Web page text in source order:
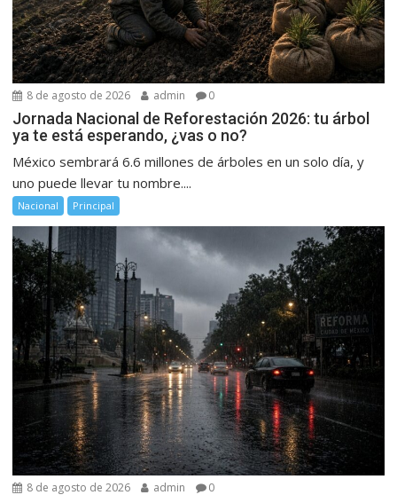
8 de agosto de 2026 admin 0
Jornada Nacional de Reforestación 2026: tu árbol
ya te está esperando, ¿vas o no?
México sembrará 6.6 millones de árboles en un solo día, y
uno puede llevar tu nombre....
Nacional Principal
8 de agosto de 2026 admin 0